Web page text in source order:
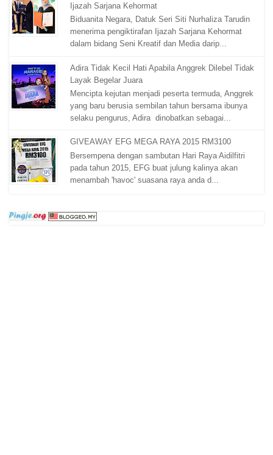
Ijazah Sarjana Kehormat
Biduanita Negara, Datuk Seri Siti Nurhaliza Tarudin
menerima pengiktirafan Ijazah Sarjana Kehormat
dalam bidang Seni Kreatif dan Media darip...
Adira Tidak Kecil Hati Apabila Anggrek Dilebel Tidak
Layak Begelar Juara
Mencipta kejutan menjadi peserta termuda, Anggrek
yang baru berusia sembilan tahun bersama ibunya
selaku pengurus, Adira dinobatkan sebagai...
GIVEAWAY EFG MEGA RAYA 2015 RM3100
Bersempena dengan sambutan Hari Raya Aidilfitri
pada tahun 2015, EFG buat julung kalinya akan
menambah 'havoc' suasana raya anda d...